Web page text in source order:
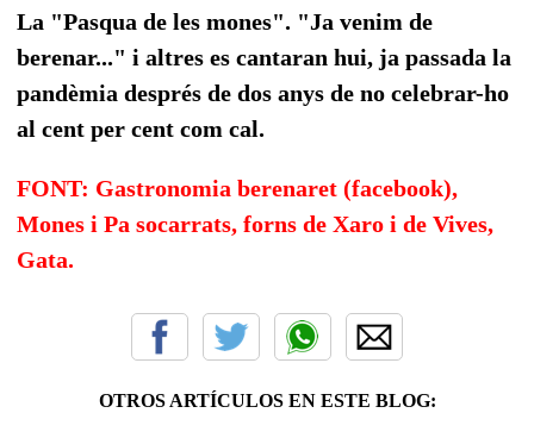
La "Pasqua de les mones". "Ja venim de
berenar..." i altres es cantaran hui, ja passada la
pandèmia després de dos anys de no celebrar-ho
al cent per cent com cal.
FONT: Gastronomia berenaret (facebook),
Mones i Pa socarrats, forns de Xaro i de Vives,
Gata.
OTROS ARTÍCULOS EN ESTE BLOG: